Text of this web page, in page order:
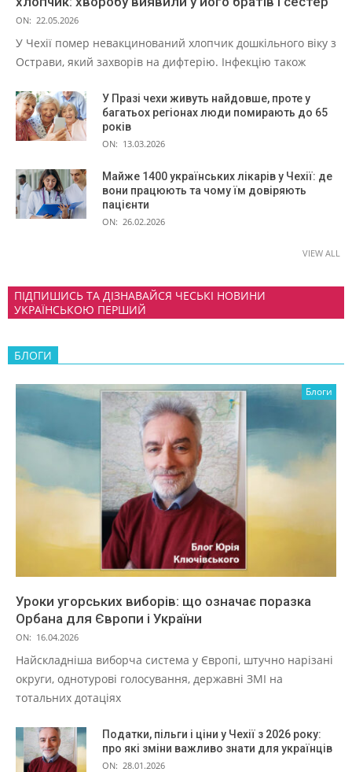
ON: 22.05.2026
У Чехії помер невакцинований хлопчик дошкільного віку з
Острави, який захворів на дифтерію. Інфекцію також
У Празі чехи живуть найдовше, проте у
багатьох регіонах люди помирають до 65
років
ON: 13.03.2026
Майже 1400 українських лікарів у Чехії: де
вони працюють та чому їм довіряють
пацієнти
ON: 26.02.2026
VIEW ALL
ПІДПИШИСЬ ТА ДІЗНАВАЙСЯ ЧЕСЬКІ НОВИНИ
УКРАЇНСЬКОЮ ПЕРШИЙ
БЛОГИ
Блоги
Уроки угорських виборів: що означає поразка
Орбана для Європи і України
ON: 16.04.2026
Найскладніша виборча система у Європі, штучно нарізані
округи, однотурові голосування, державні ЗМІ на
тотальних дотаціях
Податки, пільги і ціни у Чехії з 2026 року:
про які зміни важливо знати для українців
ON: 28.01.2026